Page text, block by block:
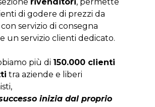
di godere di prezzi da
con servizio di consegna
un servizio clienti dedicato.
più di 150.000 clienti
tra aziende e liberi
inizia dal proprio